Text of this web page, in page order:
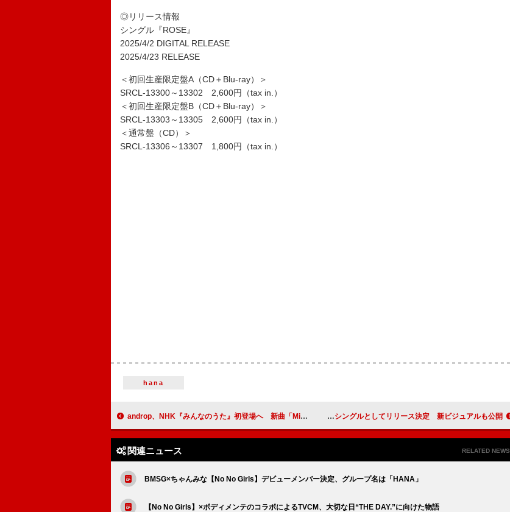
◎リリース情報
シングル『ROSE』
2025/4/2 DIGITAL RELEASE
2025/4/23 RELEASE
＜初回生産限定盤A（CD＋Blu-ray）＞
SRCL-13300～13302 2,600円（tax in.）
＜初回生産限定盤B（CD＋Blu-ray）＞
SRCL-13303～13305 2,600円（tax in.）
＜通常盤（CD）＞
SRCL-13306～13307 1,800円（tax in.）
hana
androp、NHK『みんなのうた』初登場へ 新曲「Mirai Bana（ミライバナ）」書き下ろし XG、「IS THIS LOVE」デジタル・シングルとしてリリース決定 新ビジュアルも公開
関連ニュース RELATED NEWS
BMSG×ちゃんみな【No No Girls】デビューメンバー決定、グループ名は「HANA」
【No No Girls】×ボディメンテのコラボによるTVCM、大切な日“THE DAY.”に向けた物語